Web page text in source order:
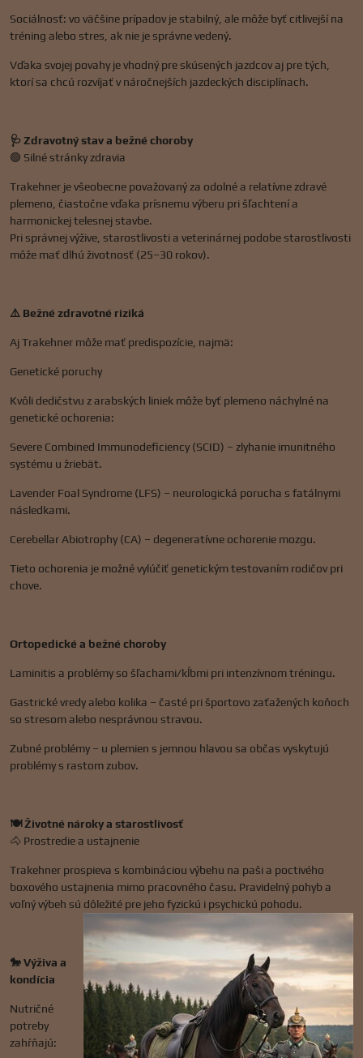
Sociálnosť: vo väčšine prípadov je stabilný, ale môže byť citlivejší na
tréning alebo stres, ak nie je správne vedený.
Vďaka svojej povahy je vhodný pre skúsených jazdcov aj pre tých,
ktorí sa chcú rozvíjať v náročnejších jazdeckých disciplínach.
🩺 Zdravotný stav a bežné choroby
🟢 Silné stránky zdravia
Trakehner je všeobecne považovaný za odolné a relatívne zdravé
plemeno, čiastočne vďaka prísnemu výberu pri šľachtení a
harmonickej telesnej stavbe.
Pri správnej výžive, starostlivosti a veterinárnej podobe starostlivosti
môže mať dlhú životnosť (25–30 rokov).
⚠️ Bežné zdravotné riziká
Aj Trakehner môže mať predispozície, najmä:
Genetické poruchy
Kvôli dedičstvu z arabských liniek môže byť plemeno náchylné na
genetické ochorenia:
Severe Combined Immunodeficiency (SCID) – zlyhanie imunitného
systému u žriebät.
Lavender Foal Syndrome (LFS) – neurologická porucha s fatálnymi
následkami.
Cerebellar Abiotrophy (CA) – degeneratívne ochorenie mozgu.
Tieto ochorenia je možné vylúčiť genetickým testovaním rodičov pri
chove.
Ortopedické a bežné choroby
Laminitis a problémy so šľachami/kĺbmi pri intenzívnom tréningu.
Gastrické vredy alebo kolika – časté pri športovo zaťažených koňoch
so stresom alebo nesprávnou stravou.
Zubné problémy – u plemien s jemnou hlavou sa občas vyskytujú
problémy s rastom zubov.
🍽️ Životné nároky a starostlivosť
🐴 Prostredie a ustajnenie
Trakehner prospieva s kombináciou výbehu na paši a poctivého
boxového ustajnenia mimo pracovného času. Pravidelný pohyb a
voľný výbeh sú dôležité pre jeho fyzickú i psychickú pohodu.
🐎 Výživa a
kondícia
Nutričné
potreby
zahŕňajú: